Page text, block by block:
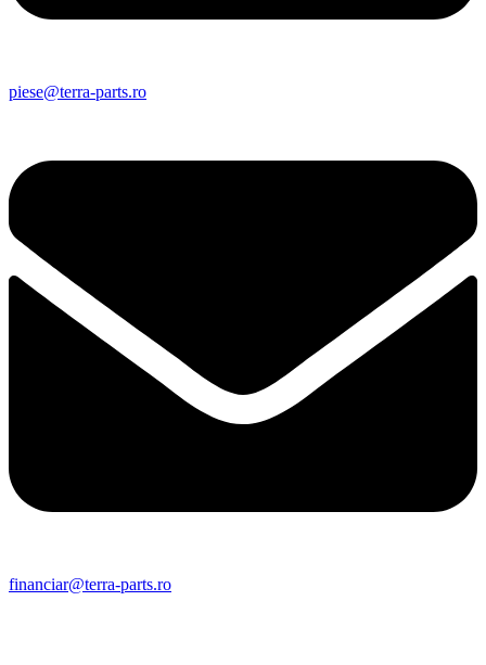
piese@terra-parts.ro
financiar@terra-parts.ro